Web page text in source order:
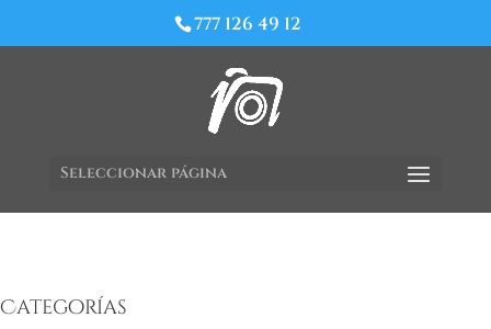
777 126 49 12
Seleccionar página
Categorías